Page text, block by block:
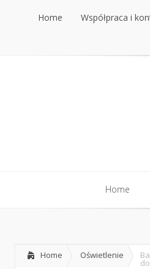
Home Współpraca i
Współpraca i
Home
Home Oświetlenie